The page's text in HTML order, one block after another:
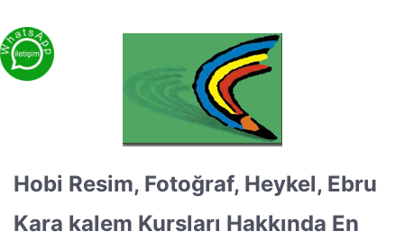
Hobi Resim, Fotoğraf, Heykel, Ebru
Kara kalem Kursları Hakkında En